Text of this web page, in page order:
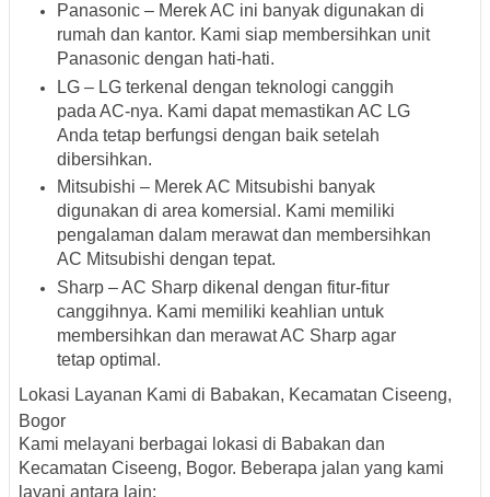
Panasonic – Merek AC ini banyak digunakan di
rumah dan kantor. Kami siap membersihkan unit
Panasonic dengan hati-hati.
LG – LG terkenal dengan teknologi canggih
pada AC-nya. Kami dapat memastikan AC LG
Anda tetap berfungsi dengan baik setelah
dibersihkan.
Mitsubishi – Merek AC Mitsubishi banyak
digunakan di area komersial. Kami memiliki
pengalaman dalam merawat dan membersihkan
AC Mitsubishi dengan tepat.
Sharp – AC Sharp dikenal dengan fitur-fitur
canggihnya. Kami memiliki keahlian untuk
membersihkan dan merawat AC Sharp agar
tetap optimal.
Lokasi Layanan Kami di Babakan, Kecamatan Ciseeng,
Bogor
Kami melayani berbagai lokasi di Babakan dan
Kecamatan Ciseeng, Bogor. Beberapa jalan yang kami
layani antara lain: